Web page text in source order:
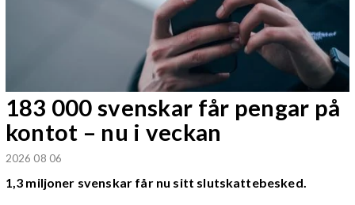
183 000 svenskar får pengar på
kontot – nu i veckan
2026 08 06
1,3 miljoner svenskar får nu sitt slutskattebesked.